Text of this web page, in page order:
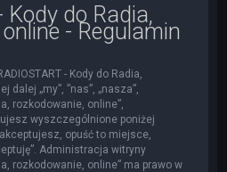
Kody do Radia,
- Regulamin
- Kody do Radia,
„my”, ”nas”, „nasza”,
rozkodowanie, online”,
wyszczególnione poniżej
opuść to miejsce,
Administracja witryny
rozkodowanie, online” ma prawo w